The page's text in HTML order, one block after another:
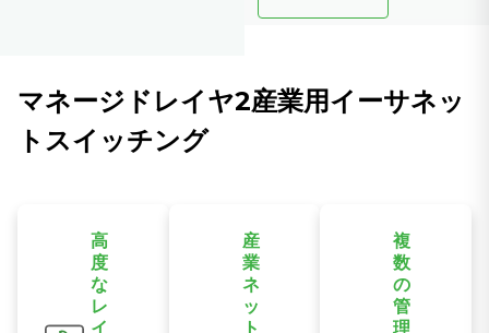
マネージドレイヤ2産業用イーサネッ
トスイッチング
高
度
な
レ
イ
産
業
ネ
ッ
ト
複
数
の
管
理